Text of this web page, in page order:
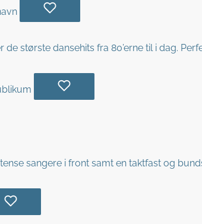
største dansehits fra 80’erne til i dag.
sangere i front samt en taktfast og